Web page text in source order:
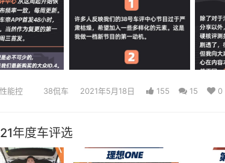
能控 38侃车 2021年5月18日 155 15 0
年度车评选